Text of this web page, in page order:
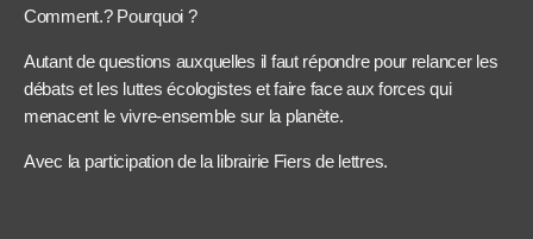
Comment.? Pourquoi ?
Autant de questions auxquelles il faut répondre pour relancer les
débats et les luttes écologistes et faire face aux forces qui
menacent le vivre-ensemble sur la planète.
Avec la participation de la librairie Fiers de lettres.